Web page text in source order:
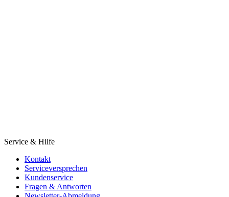
Service & Hilfe
Kontakt
Serviceversprechen
Kundenservice
Fragen & Antworten